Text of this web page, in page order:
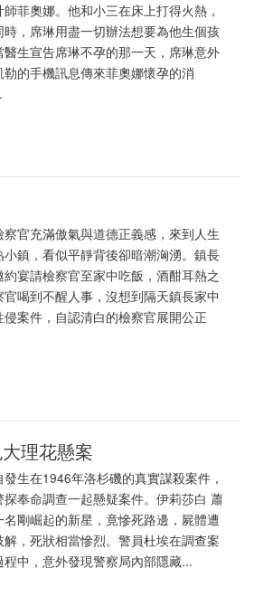
師菲奧娜。他和小三在床上打得火熱，
時，席琳用盡一切辦法想要為他生個孩
醫生宣告席琳不孕的那一天，席琳意外
勒的手機訊息傳來菲奧娜懷孕的消
察官充滿傲氣與道德正義感，來到人生
小鎮，看似平靜背後卻暗潮洶湧。鎮長
約宴請檢察官至家中吃飯，酒酣耳熱之
官喝到不醒人事，沒想到隔天鎮長家中
侵案件，自認清白的檢察官展開公正
理花懸案
發生在1946年洛杉磯的真實謀殺案件，
探奉命調查一起懸疑案件。伊莉莎白 蕭
名剛崛起的新星，竟慘死路邊，屍體遭
解，死狀相當慘烈。警員杜埃在調查案
程中，意外發現警察局內部隱藏...